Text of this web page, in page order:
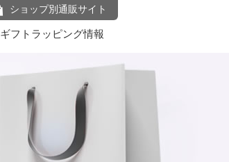
ショップ別通販サイト
ギフトラッピング情報